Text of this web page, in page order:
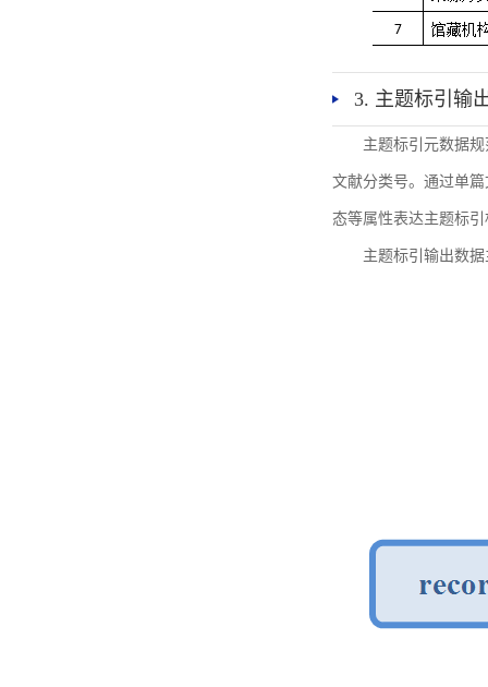
3. 主题标引输
主题标引元数据
文献分类号。通过单
态等属性表达主题标
主题标引输出数